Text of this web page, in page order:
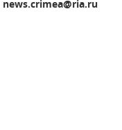
news.crimea@ria.ru